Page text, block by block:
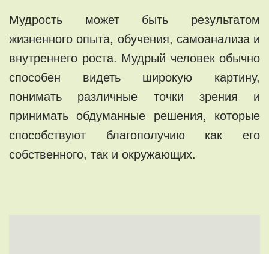
Мудрость может быть результатом
жизненного опыта, обучения, самоанализа и
внутреннего роста. Мудрый человек обычно
способен видеть широкую картину,
понимать различные точки зрения и
принимать обдуманные решения, которые
способствуют благополучию как его
собственного, так и окружающих.